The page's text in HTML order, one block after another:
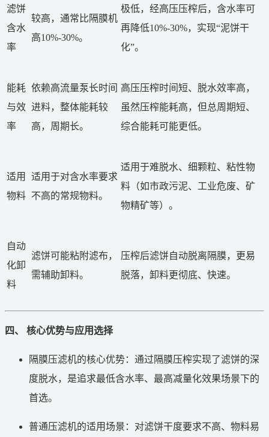
滤饼
含水
率
较高，通常比隔膜机
高10%-30%。
极低，经高压压榨后，含水率可
再降低10%-30%，实现“泥饼干
化”。
能耗
与效
率
依赖高流量泵长时间
进料，整体能耗较
高，周期长。
高压压榨时间短、脱水效率高，
虽然压榨能耗高，但总周期短、
综合能耗可能更低。
适用
物料
适用于对含水率要求
不高的常规物料。
适用于难脱水、细颗粒、粘性物
料（如市政污泥、工业危废、矿
物精矿等）。
自动
化卸
料
滤饼可能粘附滤布，
需辅助卸料。
压榨后滤饼自动脱离隔膜，更易
脱落，卸料更彻底、快速。
四、 核心优势与应用选择
隔膜压滤机的核心优势：通过隔膜压榨实现了滤饼的深
度脱水，是追求最低含水率、最高减量化效果场景下的
首选。
普通压滤机的适用场景：对滤饼干度要求不高、物料易